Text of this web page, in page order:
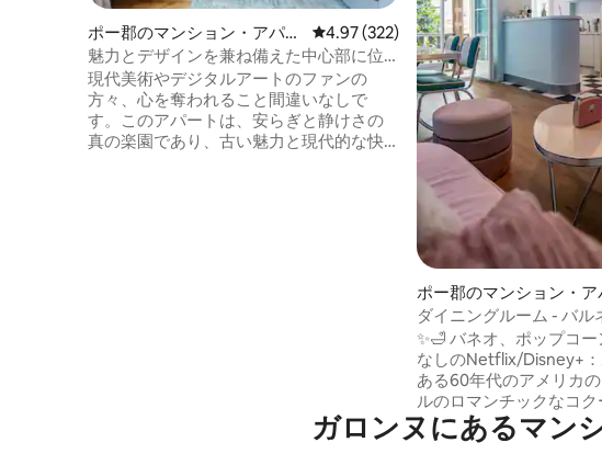
ポー郡のマンション・アパー
ト
レビュー322件、5つ星中4.97つ星の平
4.97 (322)
魅力とデザインを兼ね備えた中心部に位
置するアパート
現代美術やデジタルアートのファンの
方々、心を奪われること間違いなしで
す。このアパートは、安らぎと静けさの
真の楽園であり、古い魅力と現代的な快
ランをご紹介します。 ヴェルダン広場の
駐車場（アパートから150メートル）に駐
ポー郡のマンション・ア
ト
ダイニングルーム - バル
ンマシン、スイッチ
✨🛁 バネオ、ポップコーンマシン、広告
なしのNetflix/Disney+
ある60年代のアメリカ
ルのロマンチックなコク
そ！ インストールされたゲームとボード
ゲームを備えた🎲🎮ニン
ガロンヌにあるマン